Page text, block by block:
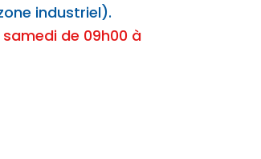
industriel).
de 09h00 à